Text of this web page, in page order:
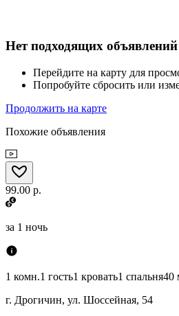
Нет подходящих
Перейдите на карту для
Попробуйте сбросить или
Продолжить на карте
Похожие объявления
99.00 р.
за 1 ночь
1 комн.1 гость1 кровать1 спальня40
г. Дрогичин, ул. Шоссейная, 54